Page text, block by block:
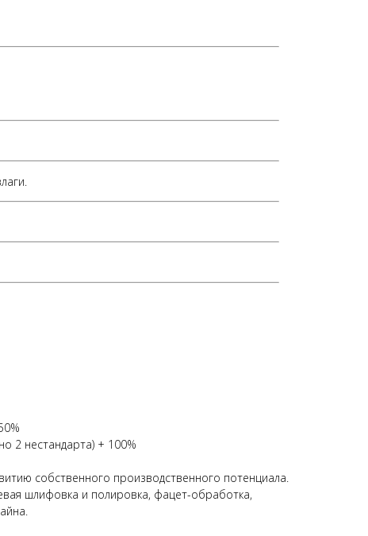
2 нестандарта) + 100%
собственного производственного потенциала.
шлифовка и полировка, фацет-обработка,